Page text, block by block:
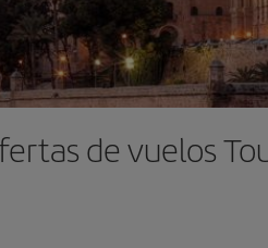
de vuelos